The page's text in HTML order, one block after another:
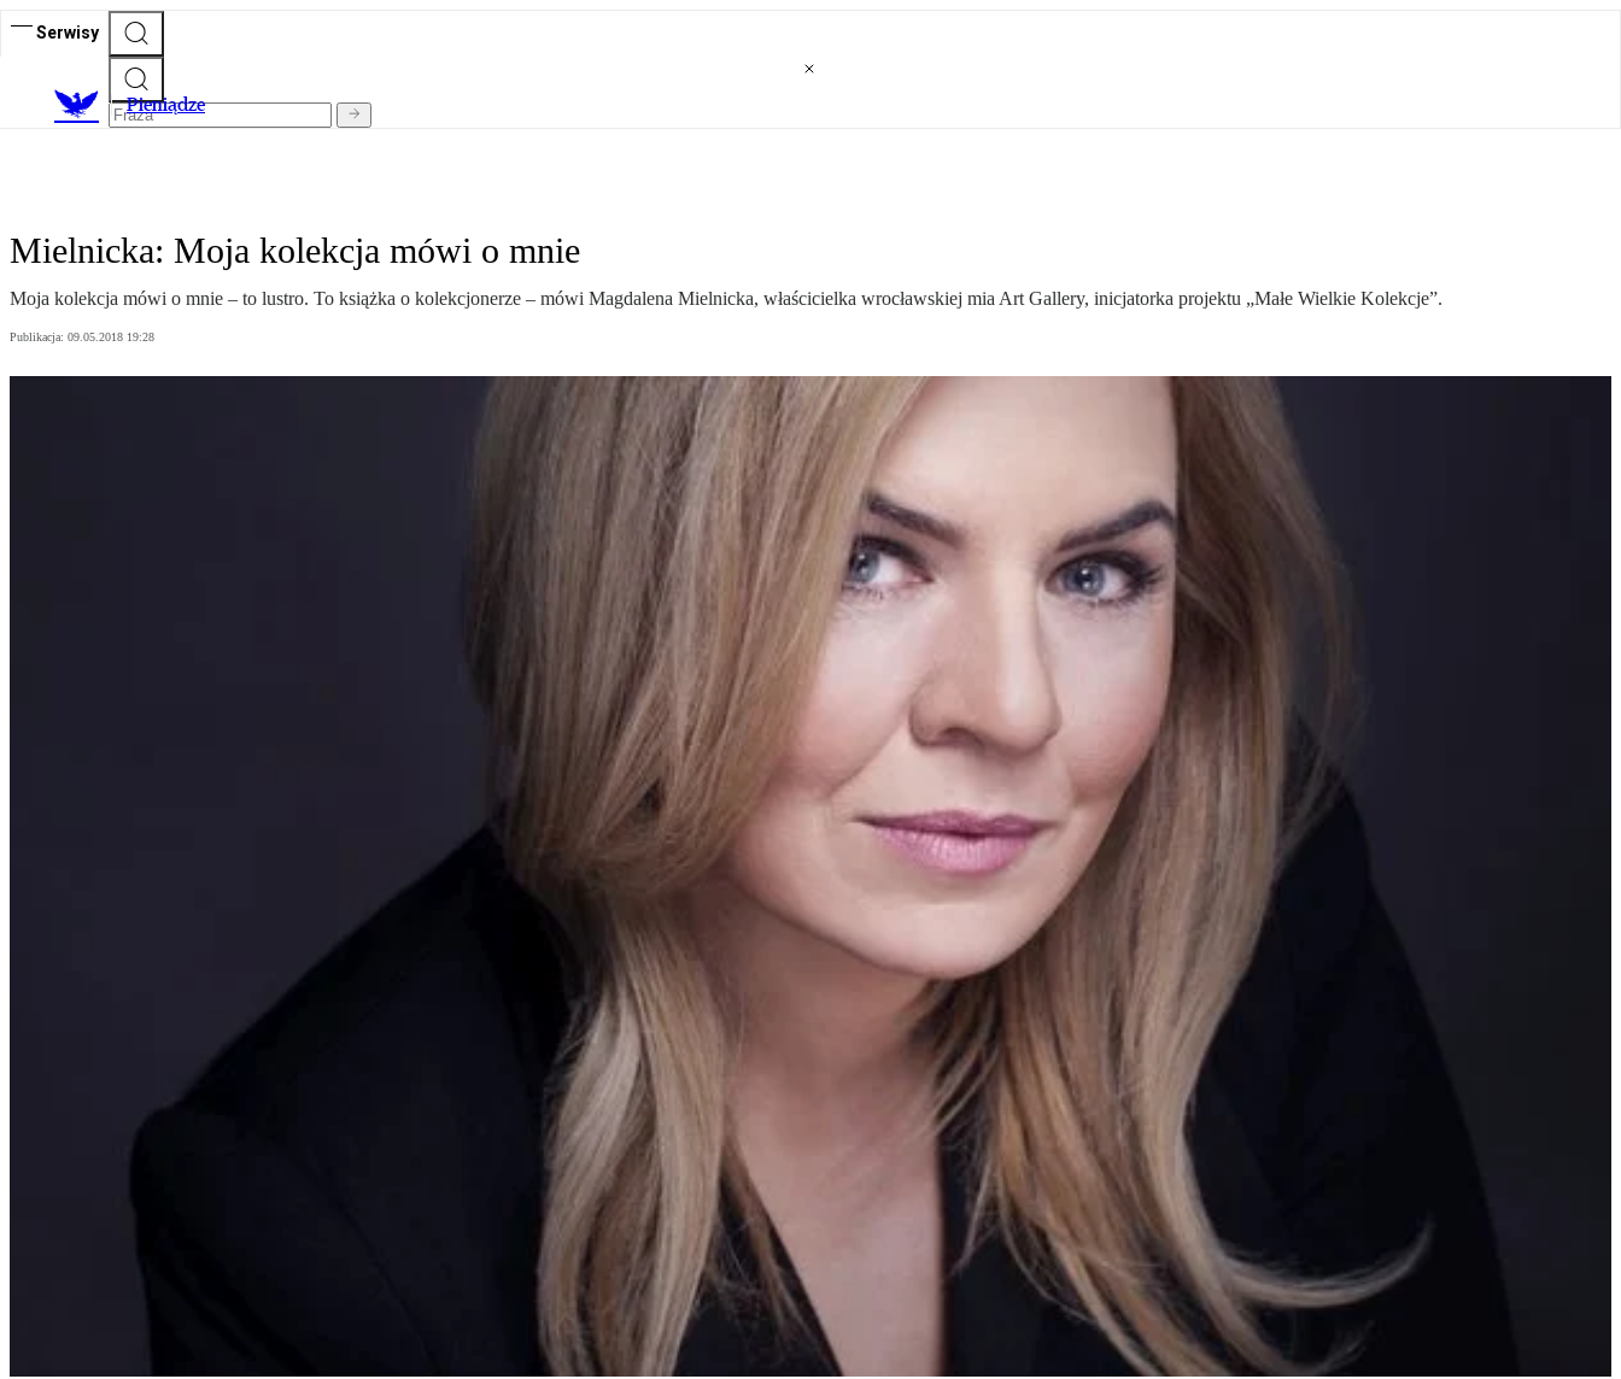
Serwisy
Pieniądze
Mielnicka: Moja kolekcja mówi o mnie
Moja kolekcja mówi o mnie – to lustro. To książka o kolekcjonerze – mówi Magdalena Mielnicka, właścicielka wrocławskiej mia Art Gallery, inicjatorka projektu „Małe Wielkie Kolekcje”.
Publikacja: 09.05.2018 19:28